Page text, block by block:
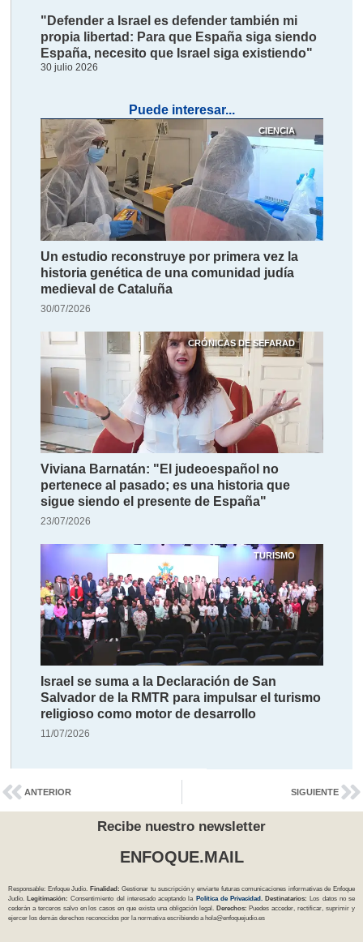
"Defender a Israel es defender también mi
propia libertad: Para que España siga siendo
España, necesito que Israel siga existiendo"
30 julio 2026
Puede interesar...
CIENCIA
Un estudio reconstruye por primera vez la
historia genética de una comunidad judía
medieval de Cataluña
30/07/2026
CRÓNICAS DE SEFARAD
Viviana Barnatán: "El judeoespañol no
pertenece al pasado; es una historia que
sigue siendo el presente de España"
23/07/2026
TURISMO
Israel se suma a la Declaración de San
Salvador de la RMTR para impulsar el turismo
religioso como motor de desarrollo
11/07/2026
ANTERIOR SIGUIENTE
Recibe nuestro newsletter
ENFOQUE.MAIL
Responsable: Enfoque Judío. Finalidad: Gestionar tu suscripción y enviarte futuras comunicaciones informativas de Enfoque
Judío. Legitimación: Consentimiento del interesado aceptando la Política de Privacidad . Destinatarios: Los datos no se
cederán a terceros salvo en los casos en que exista una obligación legal. Derechos: Puedes acceder, rectificar, suprimir y
ejercer los demás derechos reconocidos por la normativa escribiendo a hola@enfoquejudio.es